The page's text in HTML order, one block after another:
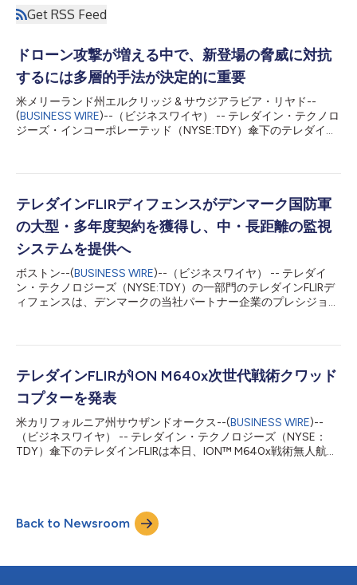
Get RSS Feed
ドローン攻撃が増える中で、新登場の脅威に対抗
するには多層的手法が決定的に重要
米メリーランド州エルクリッジ & サウジアラビア・リヤド--
(BUSINESS WIRE)--（ビジネスワイヤ） -- テレダイン・テクノロ
ジーズ・インコーポレーテッド（NYSE:TDY）傘下のテレダイン
生命・財産への脅威に対抗するためには、その他にも必要不可欠
り入れた多層的手法が必要だとしています。 1月には、イエメン
の非国家主体が小型無人航空機システムを利用してアラブ首長国
連邦に破壊的攻撃をかけ、燃料補給車3台を破壊し、アブダビの
国際空港に損害を与えました。ペルシャ湾岸地域には他にもドロ
ーン事件があり、例えば2019年にはサウジアラビアの世界最大
の製油所が攻撃を受けています。 このホワイトペーパー「小型
ドローンによる大きな問題（そしてその対抗策）」は、世界の政
府が柔軟性とカスタマイズ可能性を備えるとともに無理のない負
テレダインFLIRディフェンスがデンマーク国防軍
の大型・多年度契約を獲得し、中・長距離の監視
システムを提供へ
ボストン--(BUSINESS WIRE)--（ビジネスワイヤ） -- テレダイ
ン・テクノロジーズ（NYSE:TDY）の一部門のテレダインFLIRデ
ィフェンスは、デンマークの当社パートナー企業のプレシジョ
し、地上・海洋・航空用の多様な中・長距離監視システムを提供
も締結しました。 この契約の履行期間中の契約額は、1億ドルを
超える可能性があると見込まれています。 テレダインFLIRは、
昼・夜間用全天候型の高度画像システムである
SeaFLIR®/TacFLIR® 280-HDEPおよびSeaFLIR/TacFLIR 380 HLD-
Xを提供してきました。今回の契約により、DALOは、これらの
製品の多様なバージョンをデンマーク防衛モバイル・センサー・
システム・プログラム向けに調達でき、陸・空・海軍ユーザーに
テレダインFLIRがION M640x次世代戦術クワッド
コプターを発表
米カリフォルニア州サウザンドオークス--(BUSINESS WIRE)--
（ビジネスワイヤ） -- テレダイン・テクノロジーズ（NYSE：
TDY）傘下のテレダインFLIRは本日、ION™ M640x戦術無人航空
機関固有のミッションのためのクラス最高水準の能力を提供しま
す。 テレダインFLIRの無人・統合ソリューション担当シニアディ
レクターのThomas Ramboは、次のように述べています。「当
衛・公共安全市場に注力してきたことから、お客さまは最も安全
Back to Newsroom